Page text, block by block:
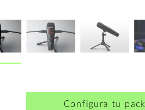
Configura tu pack